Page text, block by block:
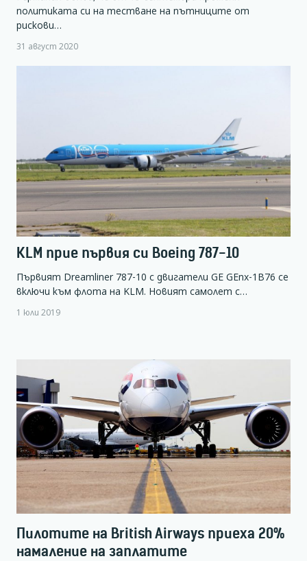
политиката си на тестване на пътниците от
рискови…
31 август 2020
KLM прие първия си Boeing 787-10
Първият Dreamliner 787-10 с двигатели GE GEnx-1B76 се
включи към флота на KLM. Новият самолет с…
1 юли 2019
Пилотите на British Airways приеха 20%
намаление на заплатите